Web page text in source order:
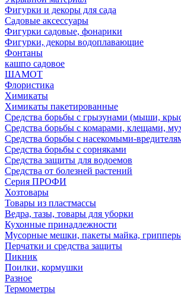
Фигурки и декоры для сада
Садовые аксессуары
Фигурки садовые, фонарики
Фигурки, декоры водоплавающие
Фонтаны
кашпо садовое
ШАМОТ
Флористика
Химикаты
Химикаты пакетированные
Средства борьбы с грызунами (мыши,
Средства борьбы с комарами, клещами,
Средства борьбы с насекомыми-
Средства борьбы с сорняками
Средства защиты для водоемов
Средства от болезней растений
Серия ПРОФИ
Хозтовары
Товары из пластмассы
Ведра, тазы, товары для уборки
Кухонные принадлежности
Мусорные мешки, пакеты майка,
Перчатки и средства защиты
Пикник
Поилки, кормушки
Разное
Термометры